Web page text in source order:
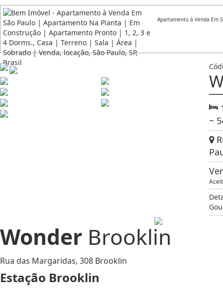
Apartamento à Venda Em
~
Wonder Brooklin
Rua das Margaridas, 308 Brooklin
Estação Brooklin